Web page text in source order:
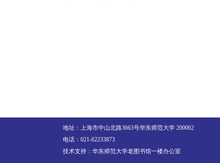
地址：上海市中山北路3663号华东师范大学 200062
电话：021-62233873
技术支持：华东师范大学老图书馆一楼办公室